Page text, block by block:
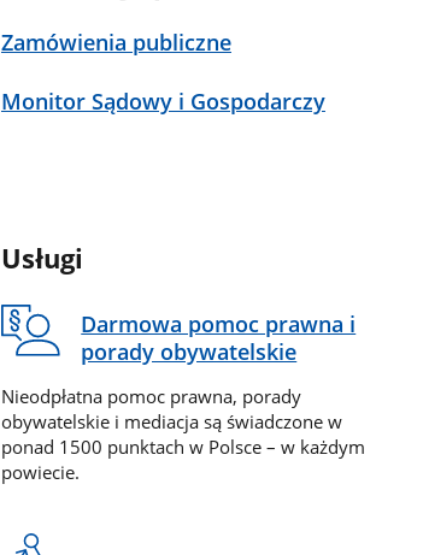
Zamówienia publiczne
Monitor Sądowy i Gospodarczy
Usługi
Darmowa pomoc prawna i
porady obywatelskie
Nieodpłatna pomoc prawna, porady
obywatelskie i mediacja są świadczone w
ponad 1500 punktach w Polsce – w każdym
powiecie.